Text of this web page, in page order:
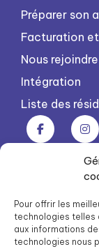
Pour offrir les
technologies telles
aux informations
technologies nous
Préparer son
Facturation
Nous rejoindre
Intégration
Liste des
Groupe SOS